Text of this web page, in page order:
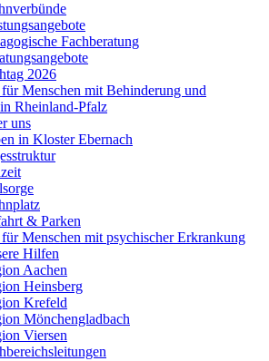
Fachberatung
2026
Menschen mit Behinderung und
Rheinland-Pfalz
uns
in Kloster Ebernach
& Parken
Menschen mit psychischer Erkrankung
Hilfen
Aachen
Heinsberg
Krefeld
Mönchengladbach
Viersen